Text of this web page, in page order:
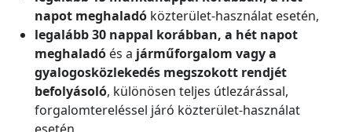
napot meghaladó közterület-használat esetén,
legalább 30 nappal korábban, a hét napot
meghaladó és a járműforgalom vagy a
gyalogosközlekedés megszokott rendjét
befolyásoló, különösen teljes útlezárással,
forgalomtereléssel járó közterület-használat